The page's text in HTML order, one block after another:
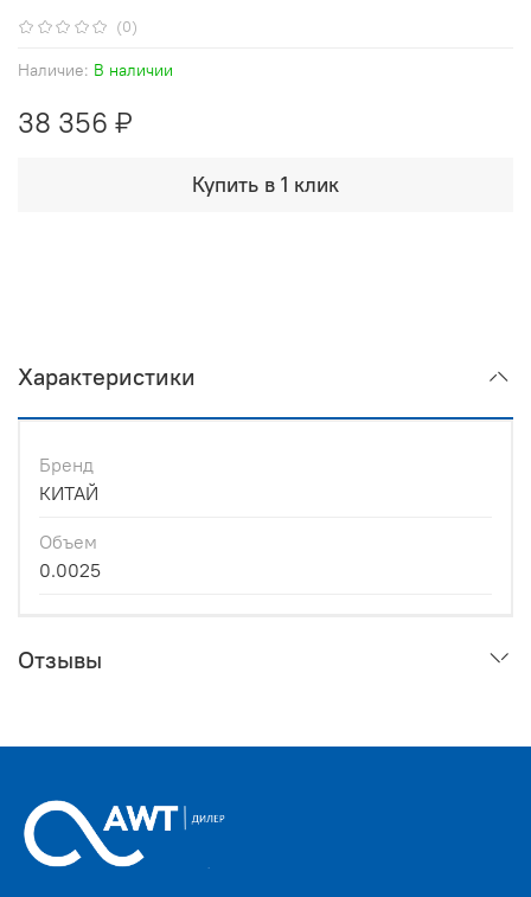
(0)
Наличие: В наличии
38 356 ₽
Купить в 1 клик
Характеристики
Бренд
КИТАЙ
Объем
0.0025
Отзывы